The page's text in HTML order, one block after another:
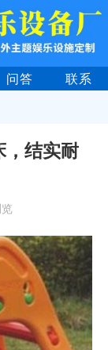
问答 联系
，结实耐